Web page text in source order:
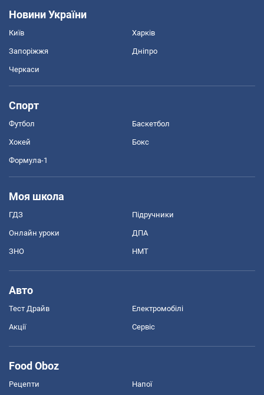
Новини України
Київ Харків
Запоріжжя Дніпро
Черкаси
Спорт
Футбол Баскетбол
Хокей Бокс
Формула-1
Моя школа
ГДЗ Підручники
Онлайн уроки ДПА
ЗНО НМТ
Авто
Тест Драйв Електромобілі
Акції Сервіс
Food Oboz
Рецепти Напої